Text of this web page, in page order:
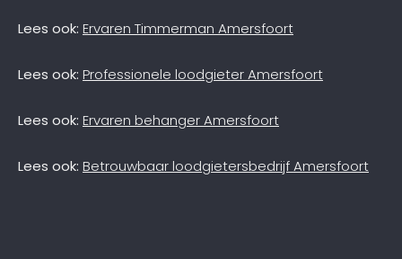
Lees ook: Ervaren Timmerman Amersfoort
Lees ook: Professionele loodgieter Amersfoort
Lees ook: Ervaren behanger Amersfoort
Lees ook: Betrouwbaar loodgietersbedrijf Amersfoort